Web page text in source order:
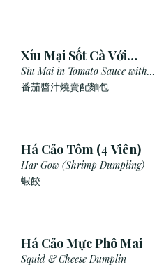
Xíu Mại Sốt Cà Với
Bánh Mì (1 Viên)
Siu Mai in Tomato Sauce with
Bread
番茄醬汁燒賣配麵包
Há Cảo Tôm (4 Viên)
Har Gow (Shrimp Dumpling)
蝦餃
Há Cảo Mực Phô Mai
Squid & Cheese Dumplin